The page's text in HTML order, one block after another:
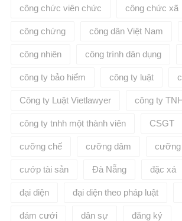
công chức viên chức công chức xã
công chứng công dân Việt Nam
công nhiên công trình dân dụng
công ty bảo hiểm công ty luật
Công ty Luật Vietlawyer công ty
công ty tnhh một thành viên CSGT
cưỡng chế cưỡng dâm cưỡng
cướp tài sản Đà Nẵng đặc xá
đại diện đại diện theo pháp luật
đám cưới dân sự đăng ký